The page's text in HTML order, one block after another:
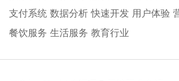
支付系统 数据分析 快速开发 用户体验
餐饮服务 生活服务 教育行业